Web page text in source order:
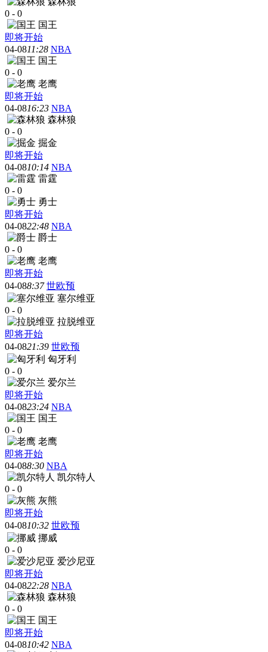
0 - 0
国王
即将开始
04-0811:28 NBA
国王
0 - 0
老鹰
即将开始
04-0816:23 NBA
森林狼
0 - 0
掘金
即将开始
04-0810:14 NBA
雷霆
0 - 0
勇士
即将开始
04-0822:48 NBA
爵士
0 - 0
老鹰
即将开始
04-088:37 世欧预
塞尔维亚
0 - 0
拉脱维亚
即将开始
04-0821:39 世欧预
匈牙利
0 - 0
爱尔兰
即将开始
04-0823:24 NBA
国王
0 - 0
老鹰
即将开始
04-088:30 NBA
凯尔特人
0 - 0
灰熊
即将开始
04-0810:32 世欧预
挪威
0 - 0
爱沙尼亚
即将开始
04-0822:28 NBA
森林狼
0 - 0
国王
即将开始
04-0810:42 NBA